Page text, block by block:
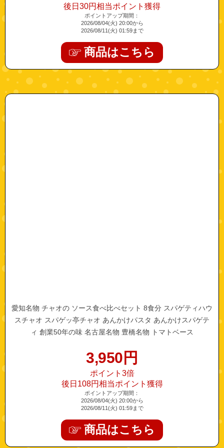
後日30円相当ポイント獲得
ポイントアップ期間：
2026/08/04(火) 20:00から
2026/08/11(火) 01:59まで
商品はこちら
"nihonsei-b0dbfxj78v-7"
愛知名物 チャオの ソース食べ比べセット 8食分 スパゲティハウ
スチャオ スパゲッ亭チャオ あんかけパスタ あんかけスパゲテ
ィ 創業50年の味 名古屋名物 豊橋名物 トマトベース
3,950 円
ポイント3倍
後日108円相当ポイント獲得
ポイントアップ期間：
2026/08/04(火) 20:00から
2026/08/11(火) 01:59まで
商品はこちら